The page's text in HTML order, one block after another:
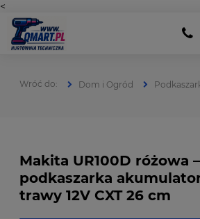
<
Dom i Ogród
Makita UR100D różowa –
podkaszarka
trawy 12V CXT 26 cm